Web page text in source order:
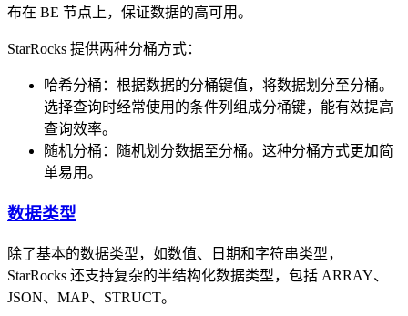
布在 BE 节点上，保证数据的高可用。
StarRocks 提供两种分桶方式：
哈希分桶：根据数据的分桶键值，将数据划分至分桶。
选择查询时经常使用的条件列组成分桶键，能有效提高
查询效率。
随机分桶：随机划分数据至分桶。这种分桶方式更加简
单易用。
数据类型
除了基本的数据类型，如数值、日期和字符串类型，
StarRocks 还支持复杂的半结构化数据类型，包括 ARRAY、
JSON、MAP、STRUCT。